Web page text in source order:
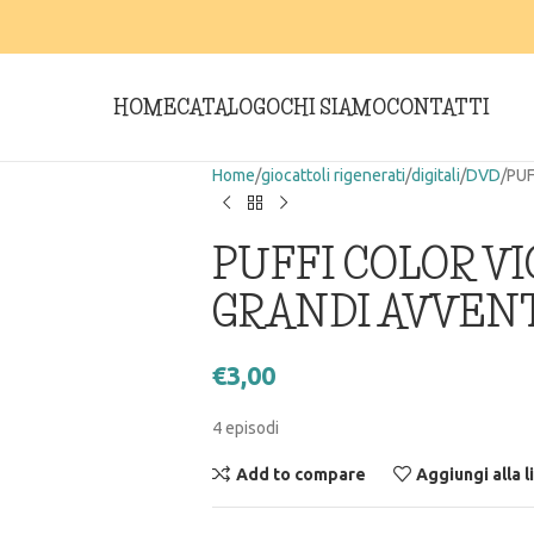
HOMECATALOGOCHI SIAMOCONTATTI
Home giocattoli rigenerati digitali DVD
PUFFI COLOR
GRANDI
€3,00
4 episodi
Add to compare Aggiungi alla